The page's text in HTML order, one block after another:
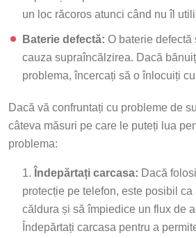
un loc răcoros atunci când nu îl
Baterie defectă: O baterie defectă
cauza supraîncălzirea. Dacă
problema, încercați să o înlocuiți
Dacă vă confruntați cu probleme de
câteva măsuri pe care le puteți lua
problema:
Îndepărtați carcasa: Dacă
protecție pe telefon, este posibil ca
căldura și să împiedice un flux de
Îndepărtați carcasa pentru a